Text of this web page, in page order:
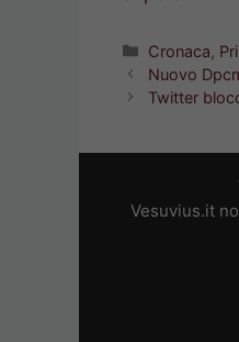
Nuovo
Twitter
Vesuvius.it